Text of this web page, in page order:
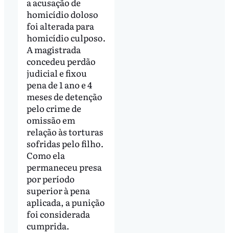
homicídio doloso
foi alterada para
homicídio culposo.
A magistrada
concedeu perdão
judicial e fixou
pena de 1 ano e 4
meses de detenção
pelo crime de
omissão em
relação às torturas
sofridas pelo filho.
Como ela
permaneceu presa
por período
superior à pena
aplicada, a punição
foi considerada
cumprida.